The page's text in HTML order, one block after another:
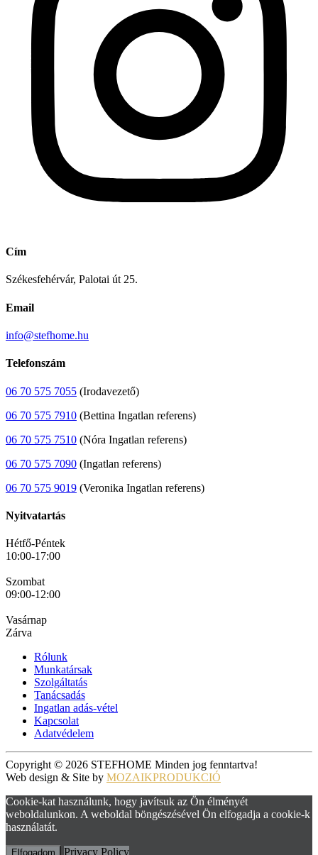
Cím
Székesfehérvár, Palotai út 25.
Email
info@stefhome.hu
Telefonszám
06 70 575 7055 (Irodavezető)
06 70 575 7910 (Bettina Ingatlan referens)
06 70 575 7510 (Nóra Ingatlan referens)
06 70 575 7090 (Ingatlan referens)
06 70 575 9019 (Veronika Ingatlan referens)
Nyitvatartás
Hétfő-Péntek
10:00-17:00
Szombat
09:00-12:00
Vasárnap
Zárva
Rólunk
Munkatársak
Szolgáltatás
Tanácsadás
Ingatlan adás-vétel
Kapcsolat
Adatvédelem
Copyright © 2026 STEFHOME Minden jog fenntartva!
Web design & Site by MOZAIKPRODUKCIÓ
Cookie-kat használunk, hogy javítsuk az Ön élményét
weboldalunkon. A weboldal böngészésével Ön elfogadja a cookie-k
használatát.
Elfogadom Privacy Policy